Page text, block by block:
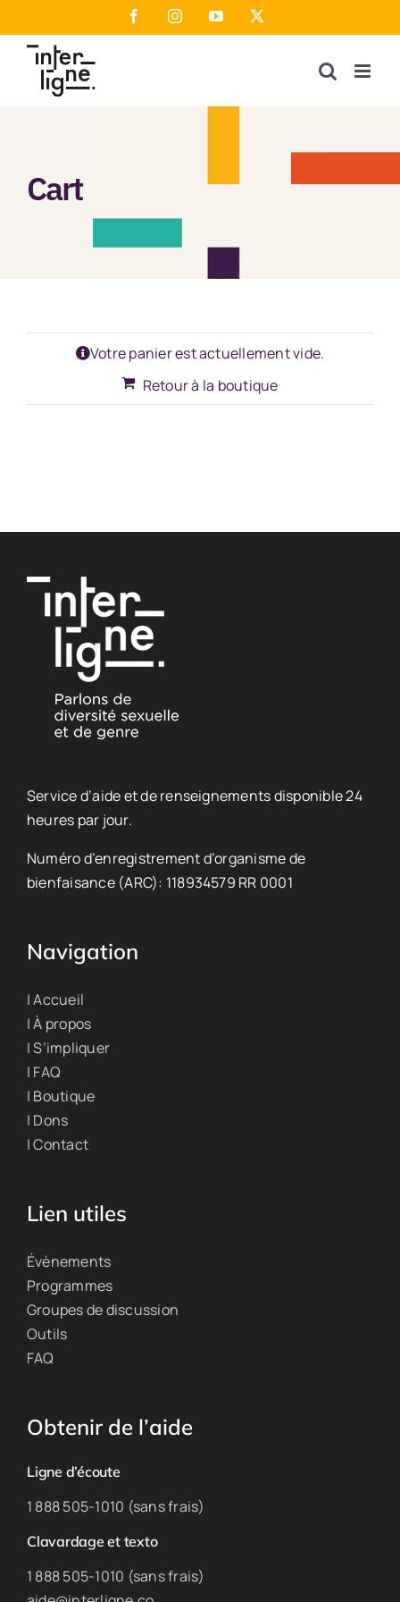
au
contenu
FacebookInstagramYouTube
Cart
Votre panier est actuellement vide.
Retour à la boutique
Service d’aide et de renseignements disponible 24
heures par jour.
Numéro d’enregistrement d’organisme de
bienfaisance (ARC): 118934579 RR 0001
Navigation
| Accueil
| À propos
| S’impliquer
| FAQ
| Boutique
| Dons
| Contact
Lien utiles
Évènements
Programmes
Groupes de discussion
Outils
FAQ
Obtenir de l’aide
Ligne d’écoute
1 888 505-1010 (sans frais)
Clavardage et texto
1 888 505-1010 (sans frais)